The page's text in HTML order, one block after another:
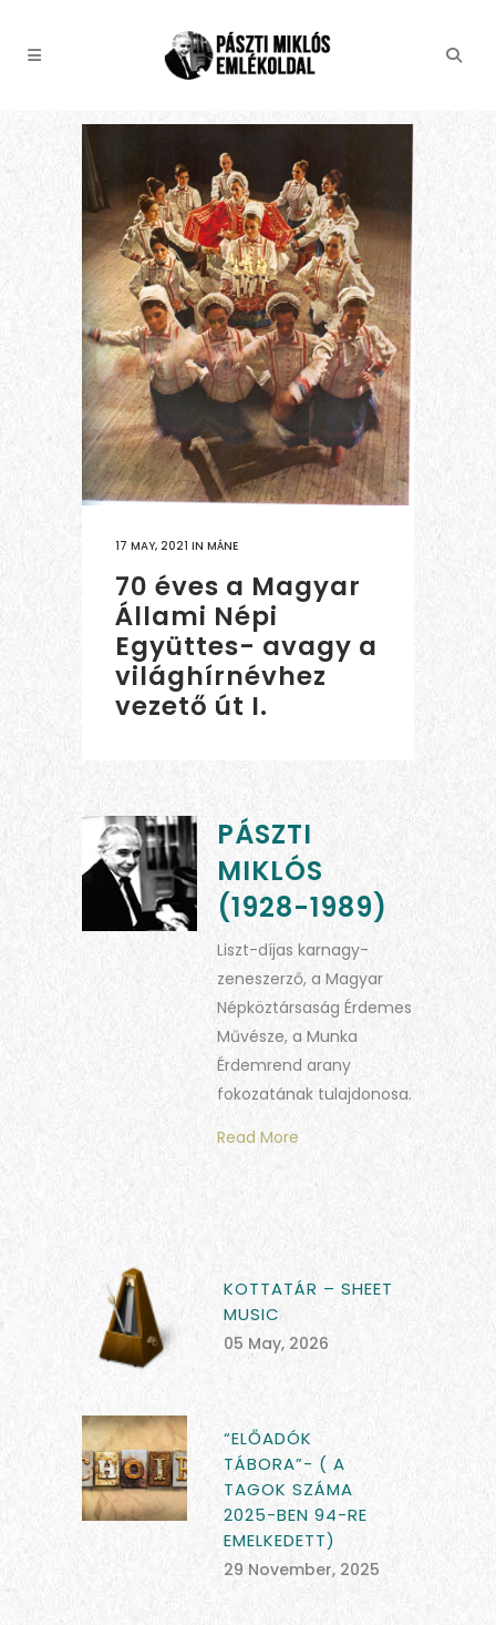
17 MAY, 2021 IN MÁNE
70 éves a Magyar
Állami Népi
Együttes- avagy a
világhírnévhez
vezető út I.
PÁSZTI
MIKLÓS
(1928-1989)
Liszt-díjas karnagy-
zeneszerző, a Magyar
Népköztársaság Érdemes
Művésze, a Munka
Érdemrend arany
fokozatának tulajdonosa.
Read More
KOTTATÁR – SHEET
MUSIC
05 May, 2026
“ELŐADÓK
TÁBORA”- ( A
TAGOK SZÁMA
2025-BEN 94-RE
EMELKEDETT)
29 November, 2025